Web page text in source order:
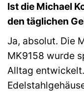
Ist die Michael
den täglichen
Ja, absolut. Die
MK9158 wurde
Alltag